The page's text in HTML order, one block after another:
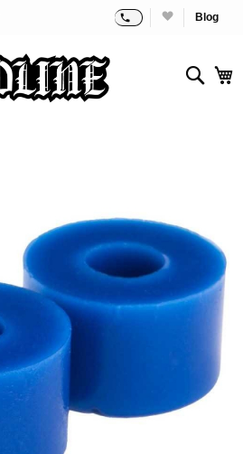
Blog